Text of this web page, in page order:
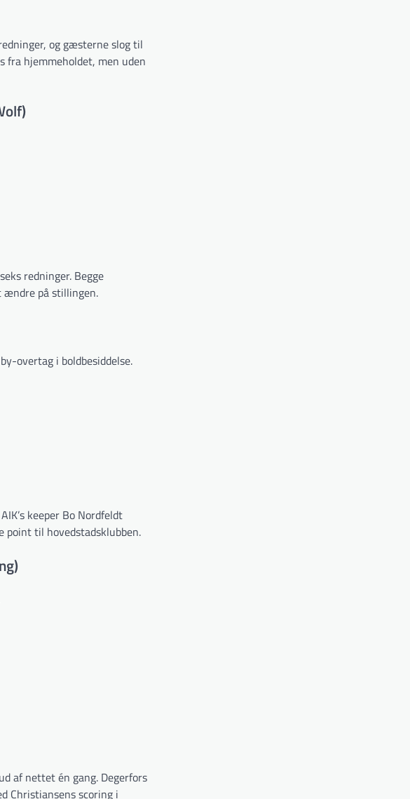
og gæsterne slog til
fra hjemmeholdet, men uden
redninger. Begge
ændre på stillingen.
overtag i boldbesiddelse.
keeper Bo Nordfeldt
til hovedstadsklubben.
af nettet én gang. Degerfors
Christiansens scoring i